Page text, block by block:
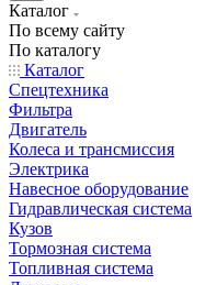
Каталог
По всему сайту
По каталогу
Каталог
Спецтехника
Фильтра
Двигатель
Колеса и трансмиссия
Электрика
Навесное оборудование
Гидравлическая система
Кузов
Тормозная система
Топливная система